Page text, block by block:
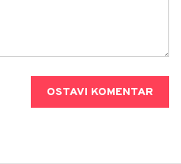
OSTAVI KOMENTAR